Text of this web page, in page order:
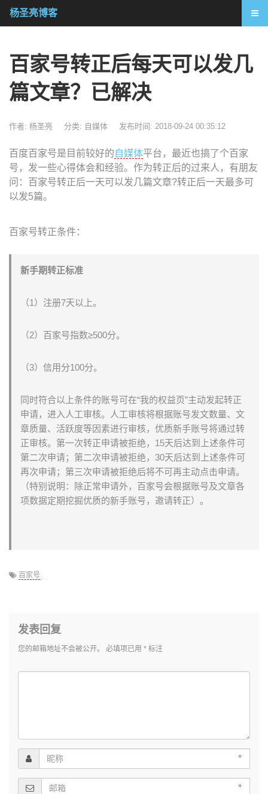
百家号转正后每天可以发几
篇文章？已解决
作者: 杨圣亮 分类: 自媒体 发布时间: 2018-09-24 00:35:12
百度百家号是目前较好的自媒体平台，最近也搞了个百家
号，发一些心得体会和经验。作为转正后的过来人，有朋友
问：百家号转正后一天可以发几篇文章?转正后一天最多可
以发5篇。
百家号转正条件：
新手期转正标准
（1）注册7天以上。
（2）百家号指数≥500分。
（3）信用分100分。
同时符合以上条件的账号可在“我的权益页”主动发起转正
申请，进入人工审核。人工审核将根据账号发文数量、文
章质量、活跃度等因素进行审核，优质新手账号将通过转
正审核。第一次转正申请被拒绝，15天后达到上述条件可
第二次申请；第二次申请被拒绝，30天后达到上述条件可
再次申请；第三次申请被拒绝后将不可再主动点击申请。
（特别说明：除正常申请外，百家号会根据账号及文章各
项数据定期挖掘优质的新手账号，邀请转正）。
百家号
发表回复
您的邮箱地址不会被公开。 必填项已用 * 标注
*
*
杨圣亮博客